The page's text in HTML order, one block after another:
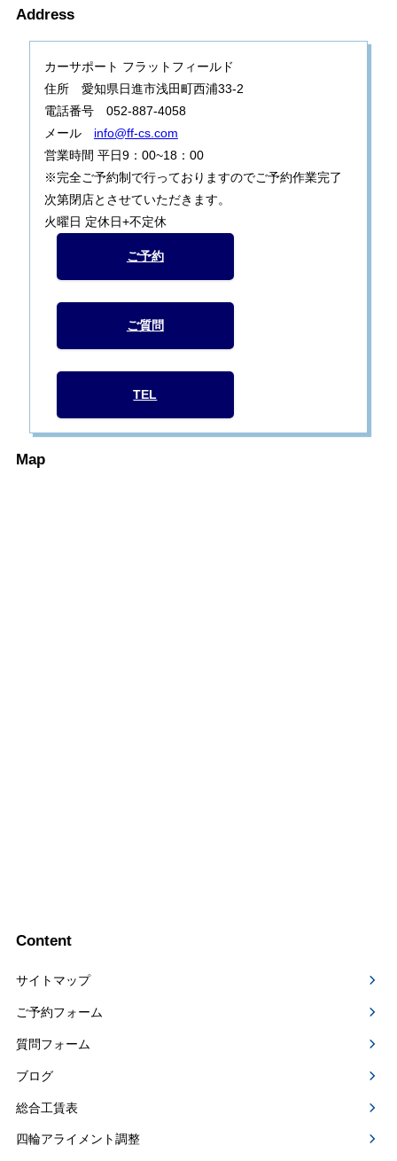
Address
カーサポート フラットフィールド
住所 愛知県日進市浅田町西浦33-2
電話番号 052-887-4058
メール info@ff-cs.com
営業時間 平日9：00~18：00
※完全ご予約制で行っておりますのでご予約作業完了
次第閉店とさせていただきます。
火曜日 定休日+不定休
ご予約
ご質問
TEL
Map
Content
サイトマップ
ご予約フォーム
質問フォーム
ブログ
総合工賃表
四輪アライメント調整